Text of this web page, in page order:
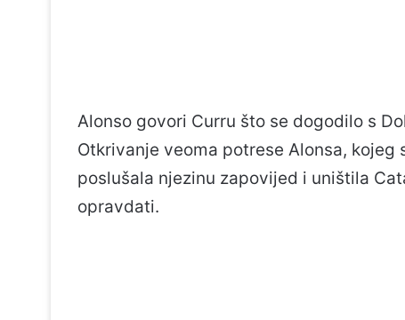
Alonso govori Curru što se dogodilo s
Otkrivanje veoma potrese Alonsa,
poslušala njezinu zapovijed i uništila
opravdati.